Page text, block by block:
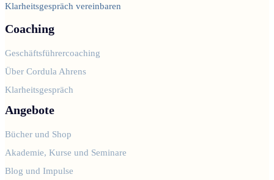
Klarheitsgespräch vereinbaren
Coaching
Geschäftsführercoaching
Über Cordula Ahrens
Klarheitsgespräch
Angebote
Bücher und Shop
Akademie, Kurse und Seminare
Blog und Impulse